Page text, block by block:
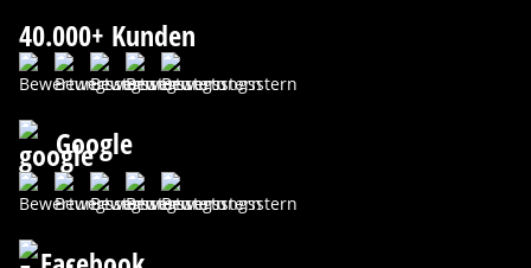
40.000+ Kunden
Google